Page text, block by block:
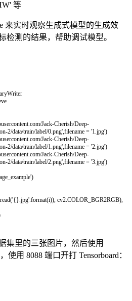
等
来实时观察生成式模型的生成效
检测的结果，帮助调试模型。
Jack-Cherish/Deep-
2/data/train/label/0.png',filename = '1.jpg')
Jack-Cherish/Deep-
2/data/train/label/1.png',filename = '2.jpg')
Jack-Cherish/Deep-
2/data/train/label/2.png',filename = '3.jpg')
)
('{}.jpg'.format(i)), cv2.COLOR_BGR2RGB),
集里的三张图片，然后使用
使用 8088 端口开打 Tensorboard：